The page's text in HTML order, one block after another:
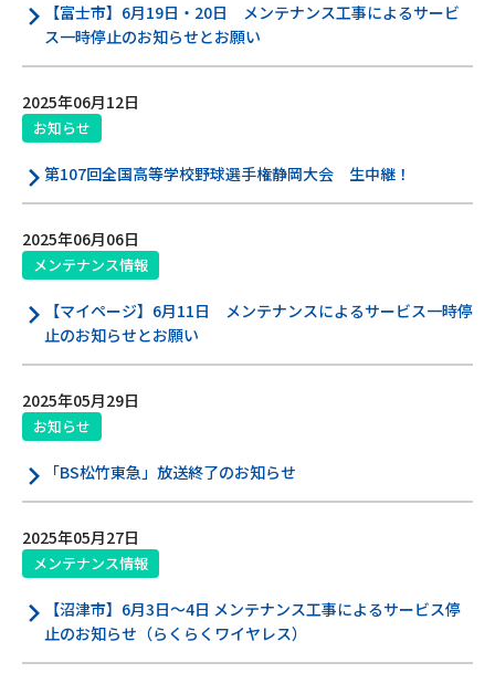
テレビ
動画配信
対応エリア
Webメール
【富士市】6月19日・20日 メンテナンス工事によるサービ
ス一時停止のお知らせとお願い
2025年06月12日
お知らせ
第107回全国高等学校野球選手権静岡大会 生中継！
2025年06月06日
メンテナンス情報
【マイページ】6月11日 メンテナンスによるサービス一時停
止のお知らせとお願い
2025年05月29日
お知らせ
「BS松竹東急」放送終了のお知らせ
2025年05月27日
メンテナンス情報
【沼津市】6月3日～4日 メンテナンス工事によるサービス停
止のお知らせ（らくらくワイヤレス）